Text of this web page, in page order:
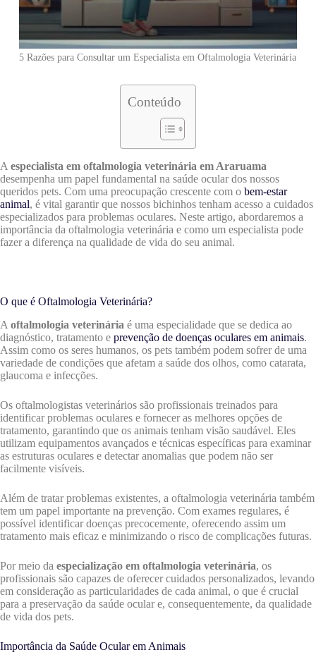
5 Razões para Consultar um Especialista em Oftalmologia Veterinária
Conteúdo
A especialista em oftalmologia veterinária em Araruama
desempenha um papel fundamental na saúde ocular dos nossos
queridos pets. Com uma preocupação crescente com o bem-estar
animal, é vital garantir que nossos bichinhos tenham acesso a cuidados
especializados para problemas oculares. Neste artigo, abordaremos a
importância da oftalmologia veterinária e como um especialista pode
fazer a diferença na qualidade de vida do seu animal.
O que é Oftalmologia Veterinária?
A oftalmologia veterinária é uma especialidade que se dedica ao
diagnóstico, tratamento e prevenção de doenças oculares em animais.
Assim como os seres humanos, os pets também podem sofrer de uma
variedade de condições que afetam a saúde dos olhos, como catarata,
glaucoma e infecções.
Os oftalmologistas veterinários são profissionais treinados para
identificar problemas oculares e fornecer as melhores opções de
tratamento, garantindo que os animais tenham visão saudável. Eles
utilizam equipamentos avançados e técnicas específicas para examinar
as estruturas oculares e detectar anomalias que podem não ser
facilmente visíveis.
Além de tratar problemas existentes, a oftalmologia veterinária também
tem um papel importante na prevenção. Com exames regulares, é
possível identificar doenças precocemente, oferecendo assim um
tratamento mais eficaz e minimizando o risco de complicações futuras.
Por meio da especialização em oftalmologia veterinária, os
profissionais são capazes de oferecer cuidados personalizados, levando
em consideração as particularidades de cada animal, o que é crucial
para a preservação da saúde ocular e, consequentemente, da qualidade
de vida dos pets.
Importância da Saúde Ocular em Animais